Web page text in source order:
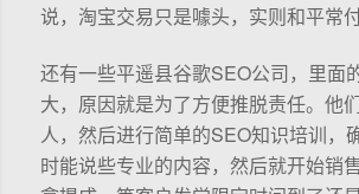
说，淘宝交易只是噱头，实则和平常
还有一些平遥县谷歌SEO公司，里面
大，原因就是为了方便推脱责任。他
人，然后进行简单的SEO知识培训，
时能说些专业的内容，然后就开始销